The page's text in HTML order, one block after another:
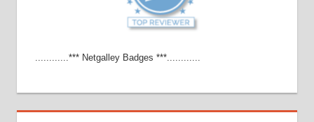
............*** Netgalley Badges ***............